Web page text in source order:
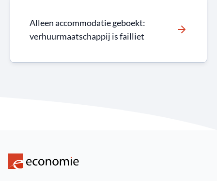
Alleen accommodatie geboekt:
verhuurmaatschappij is failliet